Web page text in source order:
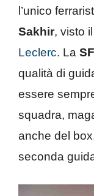
l’unico
Sakhir, visto
Leclerc. La
qualità di
essere
squadra,
anche del
seconda